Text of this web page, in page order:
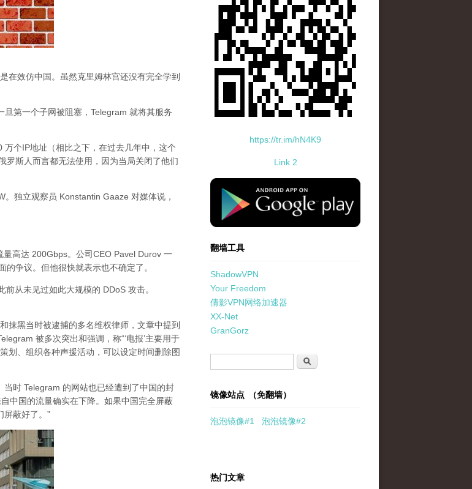
在效仿中国。虽然克里姆林宫还没有完全学到
旦第一个子网被阻塞，Telegram 就将其服务
个IP地址（相比之下，在过去几年中，这个
斯人而言都无法使用，因为当局关闭了他们
独立观察员 Konstantin Gaaze 对媒体说，
高达 200Gbps。公司CEO Pavel Durov 一
争议。但他很快就表示也不确定了。
从未见过如此大规模的 DDoS 攻击。
抹黑当时被逮捕的多名维权律师，文章中提到
被多次突出和强调，称“‘电报’主要用于
、组织各种声援活动，可以设定时间删除图
时 Telegram 的网站也已经遭到了中国的封
中国的流量确实在下降。如果中国完全屏蔽
屏蔽好了。”
https://tr.im/hN4K9
Link 2
standard-icon-googleplay-app-store.png
翻墙工具
ShadowVPN
Your Freedom
倩影VPN网络加速器
XX-Net
GranGorz
搜索
镜像站点 （免翻墙）
泡泡镜像#1 泡泡镜像#2
热门文章